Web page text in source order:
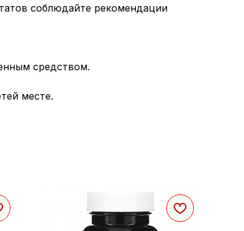
соблюдайте рекомендации
средством.
месте.